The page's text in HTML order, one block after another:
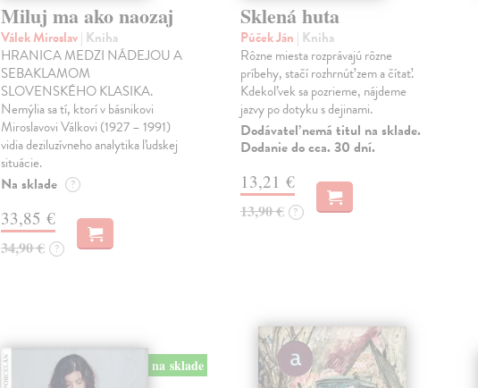
Miluj ma ako naozaj
Válek Miroslav| Kniha
HRANICA MEDZI NÁDEJOU A
SEBAKLAMOM
SLOVENSKÉHO KLASIKA.
Nemýlia sa tí, ktorí v básnikovi
Miroslavovi Válkovi (1927 – 1991)
vidia deziluzívneho analytika ľudskej
situácie.
Na sklade ?
33,85 €
34,90 € ?
Sklená huta
Púček Ján | Kniha
Rôzne miesta rozprávajú rôzne
príbehy, stačí rozhrnúť zem a čítať.
Kdekoľvek sa pozrieme, nájdeme
jazvy po dotyku s dejinami.
Dodávateľ nemá titul na sklade.
Dodanie do cca. 30 dní.
13,21 €
13,90 € ?
na sklade